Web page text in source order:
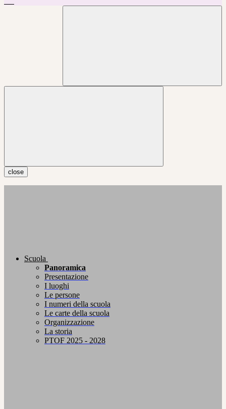
close
Scuola
Panoramica
Presentazione
I luoghi
Le persone
I numeri della scuola
Le carte della scuola
Organizzazione
La storia
PTOF 2025 - 2028